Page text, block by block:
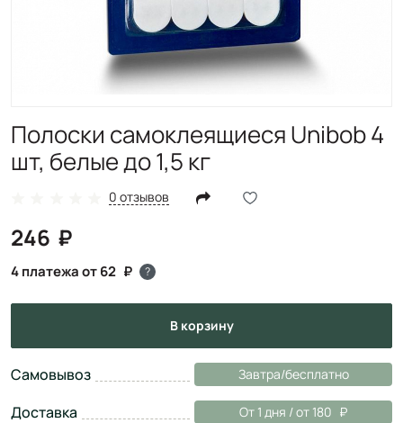
Полоски самоклеящиеся Unibob 4
шт, белые до 1,5 кг
0 отзывов
246
4 платежа от 62 ?
в корзину
Самовывоз Завтра/бесплатно
Доставка От 1 дня / от 180